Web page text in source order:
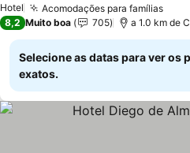
Hotel Acomodações para famíliasVer
8,2 Muito boa 705 a 1.0 km de
Selecione as datas para ver os
exatos.